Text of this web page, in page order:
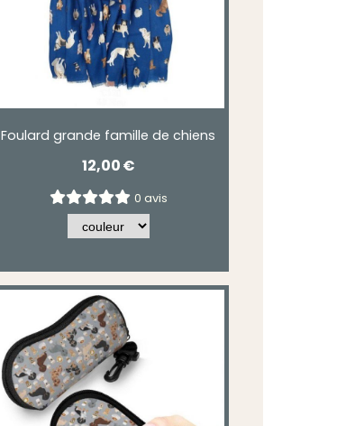
Foulard grande famille de chiens
12,00€
0 avis